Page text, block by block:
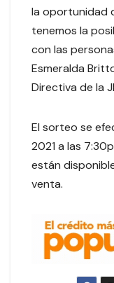
la oportunidad
tenemos la
con las
Esmeralda
Directiva de la
El sorteo se
2021 a las
están
venta.